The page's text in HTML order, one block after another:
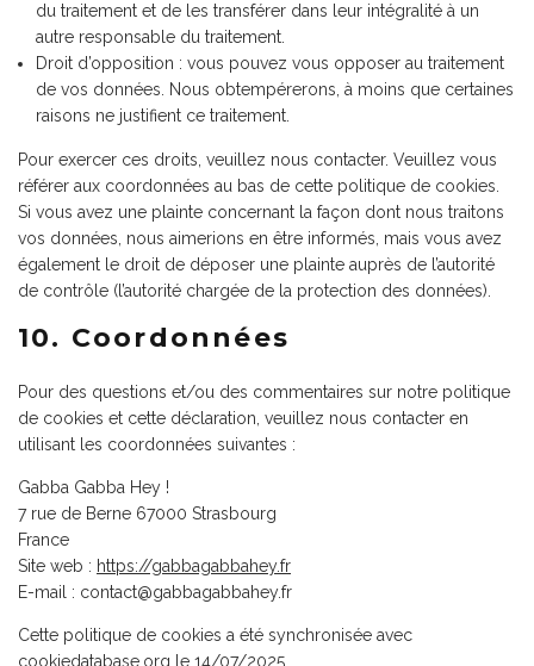
du traitement et de les transférer dans leur intégralité à un
autre responsable du traitement.
Droit d’opposition : vous pouvez vous opposer au traitement
de vos données. Nous obtempérerons, à moins que certaines
raisons ne justifient ce traitement.
Pour exercer ces droits, veuillez nous contacter. Veuillez vous
référer aux coordonnées au bas de cette politique de cookies.
Si vous avez une plainte concernant la façon dont nous traitons
vos données, nous aimerions en être informés, mais vous avez
également le droit de déposer une plainte auprès de l’autorité
de contrôle (l’autorité chargée de la protection des données).
10. Coordonnées
Pour des questions et/ou des commentaires sur notre politique
de cookies et cette déclaration, veuillez nous contacter en
utilisant les coordonnées suivantes :
Gabba Gabba Hey !
7 rue de Berne 67000 Strasbourg
France
Site web : https://gabbagabbahey.fr
E-mail : contact@gabbagabbahey.fr
Cette politique de cookies a été synchronisée avec
cookiedatabase.org le 14/07/2025.